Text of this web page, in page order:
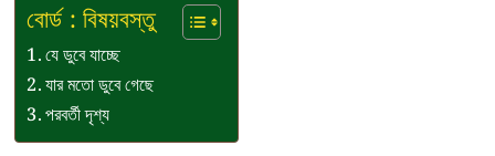
বোর্ড : বিষয়বস্তু
যে ডুবে যাচ্ছে
যার মতো ডুবে গেছে
পরবর্তী দৃশ্য